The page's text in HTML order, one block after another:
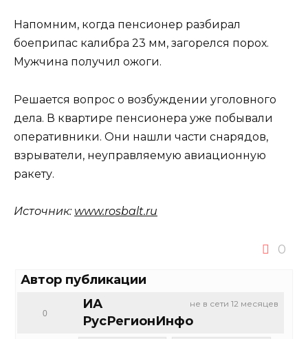
Напомним, когда пенсионер разбирал
боеприпас калибра 23 мм, загорелся порох.
Мужчина получил ожоги.
Решается вопрос о возбуждении уголовного
дела. В квартире пенсионера уже побывали
оперативники. Они нашли части снарядов,
взрыватели, неуправляемую авиационную
ракету.
Источник: www.rosbalt.ru
0
Автор публикации
не в сети 12 месяцев
ИА
РусРегионИнфо
0